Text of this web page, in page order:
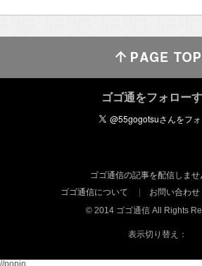
ゴゴ通をフォロー
ゴゴ通信の記事を配信しませ
ゴゴ通信について
お問い合わせ
© 2014 ゴゴ通信 All Rights
表示切り替え：